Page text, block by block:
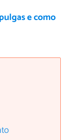
e como